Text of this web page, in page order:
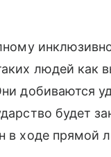
людей как
добиваются
будет
в ходе прямой